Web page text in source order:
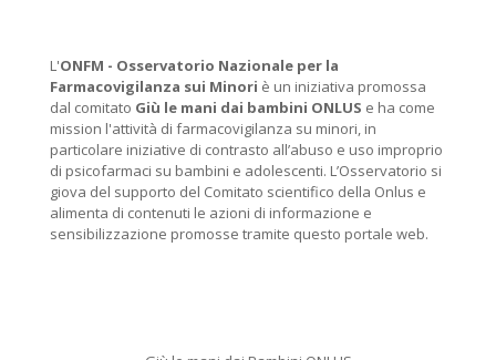
L'ONFM - Osservatorio Nazionale per la
Farmacovigilanza sui Minori è un iniziativa promossa
dal comitato Giù le mani dai bambini ONLUS e ha come
mission l'attività di farmacovigilanza su minori, in
particolare iniziative di contrasto all’abuso e uso improprio
di psicofarmaci su bambini e adolescenti. L’Osservatorio si
giova del supporto del Comitato scientifico della Onlus e
alimenta di contenuti le azioni di informazione e
sensibilizzazione promosse tramite questo portale web.